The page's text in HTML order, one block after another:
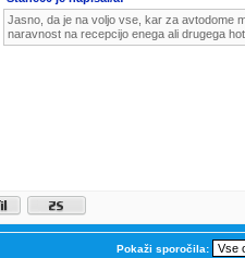
Jasno, da je na voljo vse, kar za avtodome
naravnost na recepcijo enega ali drugega
Pokaži sporočila: